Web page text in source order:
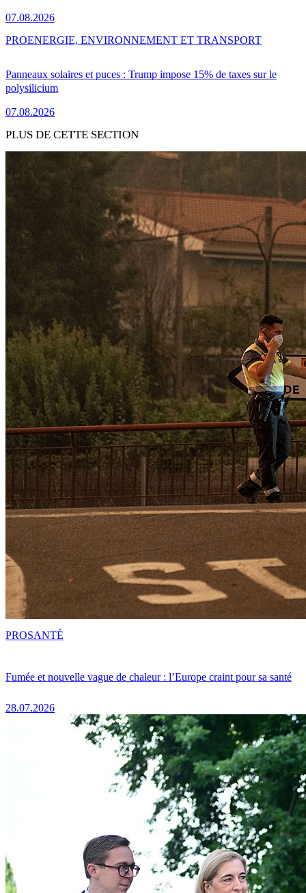
07.08.2026
Panneaux solaires et puces : Trump impose 15% de taxes sur le
polysilicium
07.08.2026
PROENERGIE, ENVIRONNEMENT ET TRANSPORT
PLUS DE CETTE SECTION
Fumée et nouvelle vague de chaleur : l’Europe craint pour sa santé
28.07.2026
PROSANTÉ